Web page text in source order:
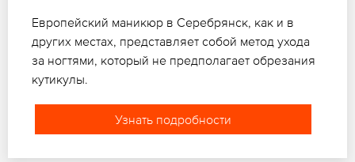
Европейский маникюр в Серебрянск, как и в
других местах, представляет собой метод ухода
за ногтями, который не предполагает обрезания
кутикулы.
Узнать подробности